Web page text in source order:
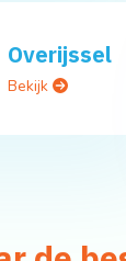
Overijssel
Bekijk